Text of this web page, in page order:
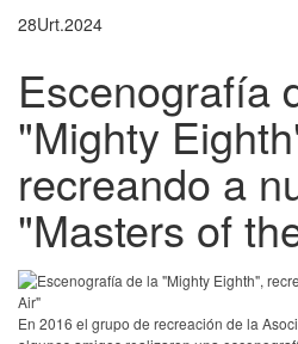
28Urt.2024
Escenografía
"Mighty
recreando a
"Masters of
En 2016 el grupo de recreación de la